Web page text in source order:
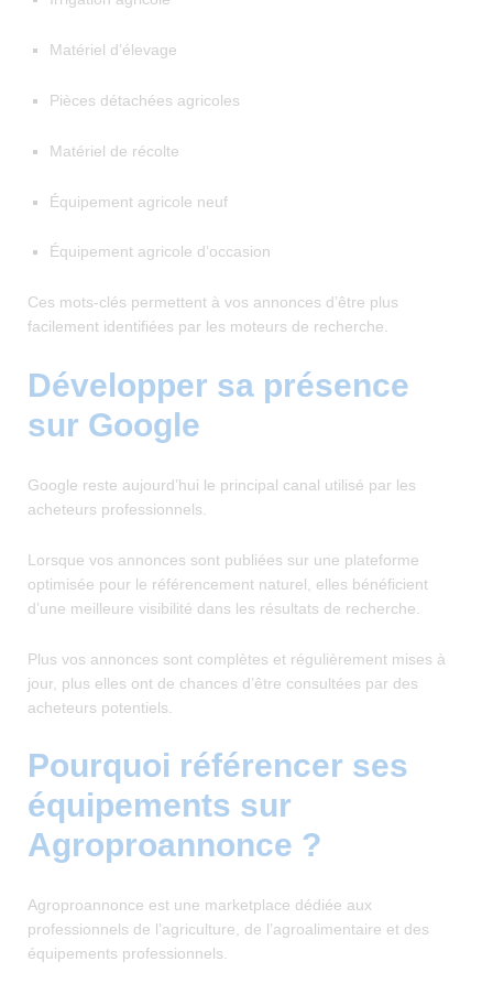
Matériel d’élevage
Pièces détachées agricoles
Matériel de récolte
Équipement agricole neuf
Équipement agricole d’occasion
Ces mots-clés permettent à vos annonces d’être plus
facilement identifiées par les moteurs de recherche.
Développer sa présence
sur Google
Google reste aujourd’hui le principal canal utilisé par les
acheteurs professionnels.
Lorsque vos annonces sont publiées sur une plateforme
optimisée pour le référencement naturel, elles bénéficient
d’une meilleure visibilité dans les résultats de recherche.
Plus vos annonces sont complètes et régulièrement mises à
jour, plus elles ont de chances d’être consultées par des
acheteurs potentiels.
Pourquoi référencer ses
équipements sur
Agroproannonce ?
Agroproannonce est une marketplace dédiée aux
professionnels de l’agriculture, de l’agroalimentaire et des
équipements professionnels.